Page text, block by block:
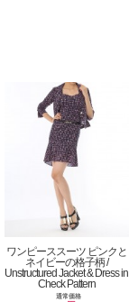
ワンピーススーツ ピンクと
ネイビーの格子柄 /
Unstructured Jacket & Dress in
Check Pattern
通常価格